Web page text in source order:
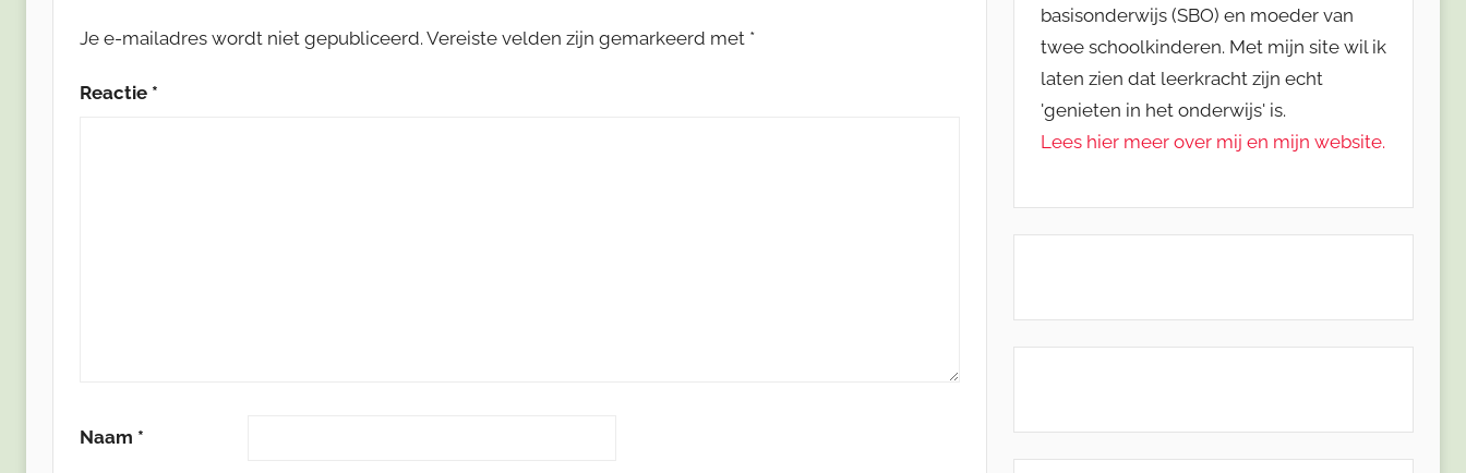
Je e-mailadres wordt niet gepubliceerd. Vereiste velden zijn gemarkeerd met *
Reactie *
Naam *
basisonderwijs (SBO) en moeder van
twee schoolkinderen. Met mijn site wil ik
laten zien dat leerkracht zijn echt
'genieten in het onderwijs' is.
Lees hier meer over mij en mijn website.